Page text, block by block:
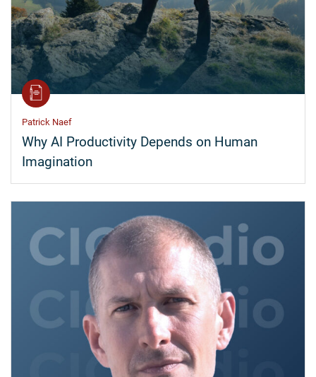
Patrick Naef
Why AI Productivity Depends on Human
Imagination